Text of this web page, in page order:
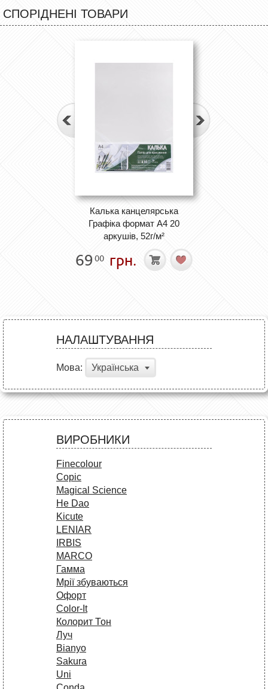
СПОРІДНЕНІ ТОВАРИ
Калька канцелярська
Графіка формат А4 20
аркушів, 52г/м²
69 00 грн.
НАЛАШТУВАННЯ
Мова: Українська
ВИРОБНИКИ
Finecolour
Copic
Magical Science
He Dao
Kicute
LENIAR
IRBIS
MARCO
Гамма
Мрії збуваються
Офорт
Сolor-It
Колорит Тон
Луч
Bianyo
Sakura
Uni